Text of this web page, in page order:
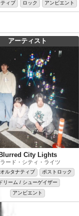
ィブ
ロック アンビエント
アーティスト
Blurred City Lights
ード・シティ・ライツ
オルタナティブ
ポストロック
ドリーム / シューゲイザー
アンビエント